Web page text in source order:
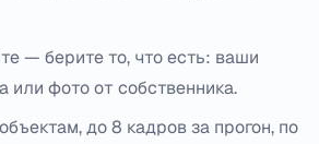
— берите то, что есть: ваши
или фото от собственника.
до 8 кадров за прогон, по